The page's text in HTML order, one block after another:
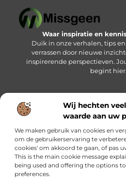
Wij hechten veel
waarde aan uw
We maken gebruik van cookies en
om de gebruikerservaring te
cookies' om akkoord te gaan, of pas
This is the main cookie message
being used and offering the options
preferences.
Waar inspiratie en
Duik in onze verhalen, tips
verrassen door nieuwe
inspirerende perspectieven.
begint hier.
Bericht categorie
Onze informatie